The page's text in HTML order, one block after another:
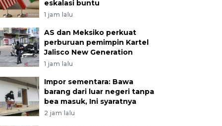
eskalasi buntu
1 jam lalu
AS dan Meksiko perkuat
perburuan pemimpin Kartel
Jalisco New Generation
1 jam lalu
Impor sementara: Bawa
barang dari luar negeri tanpa
bea masuk, Ini syaratnya
2 jam lalu